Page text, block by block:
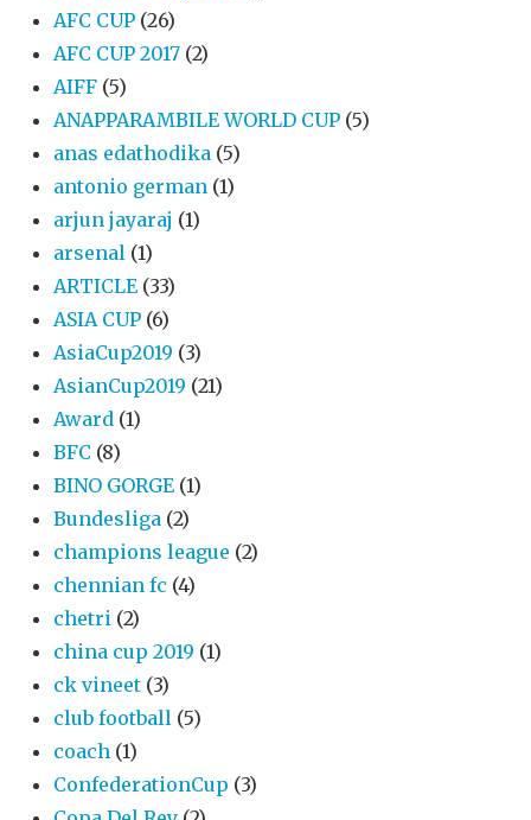
AFC CUP (26)
AFC CUP 2017 (2)
AIFF (5)
ANAPPARAMBILE WORLD CUP (5)
anas edathodika (5)
antonio german (1)
arjun jayaraj (1)
arsenal (1)
ARTICLE (33)
ASIA CUP (6)
AsiaCup2019 (3)
AsianCup2019 (21)
Award (1)
BFC (8)
BINO GORGE (1)
Bundesliga (2)
champions league (2)
chennian fc (4)
chetri (2)
china cup 2019 (1)
ck vineet (3)
club football (5)
coach (1)
ConfederationCup (3)